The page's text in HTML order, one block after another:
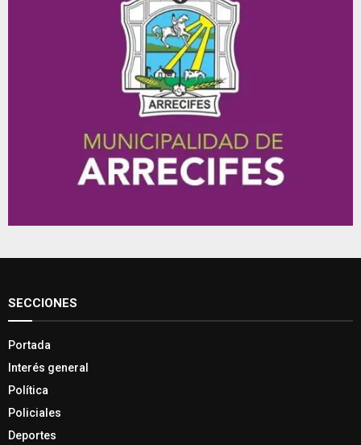
SECCIONES
Portada
Interés general
Política
Policiales
Deportes